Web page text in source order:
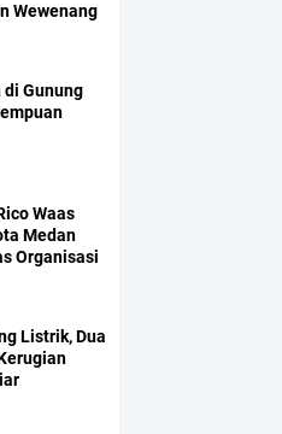
Wewenang
Gunung
Waas
Medan
Organisasi
Listrik, Dua